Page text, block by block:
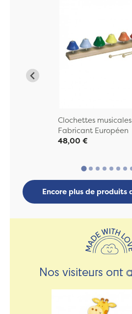
Clochettes musicales
Fabricant Européen
48,00 €
Encore plus de produits
Nos visiteurs ont